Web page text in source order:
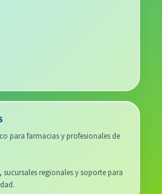
para farmacias y profesionales de
regionales y soporte para